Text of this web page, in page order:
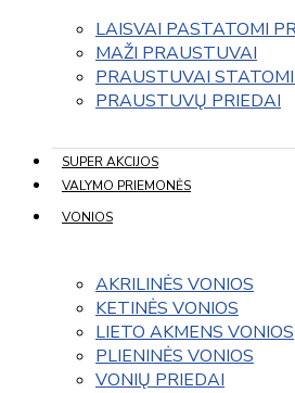
LAISVAI PASTATOMI
MAŽI PRAUSTUVAI
PRAUSTUVAI
PRAUSTUVŲ PRIEDAI
SUPER AKCIJOS
VALYMO PRIEMONĖS
VONIOS
AKRILINĖS VONIOS
KETINĖS VONIOS
LIETO AKMENS VONIOS
PLIENINĖS VONIOS
VONIŲ PRIEDAI